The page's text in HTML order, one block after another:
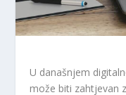
U današnjem
može biti zahtjevan